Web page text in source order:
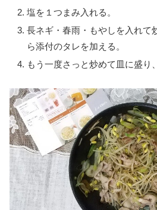
塩を１つまみ入れる。
長ネギ・春雨・もやしを入れて
ら添付のタレを加える。
もう一度さっと炒めて皿に盛り